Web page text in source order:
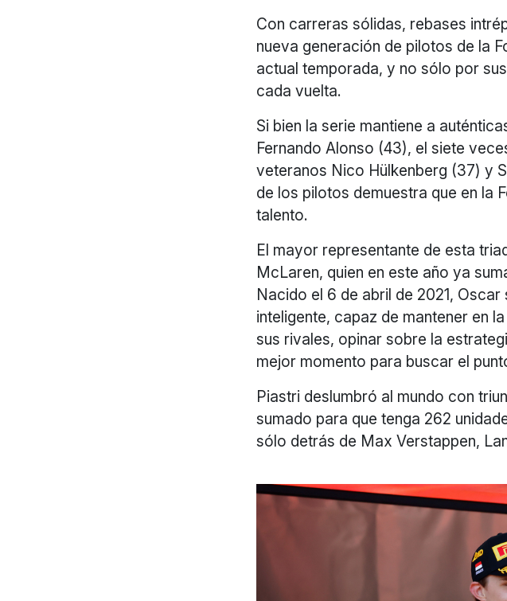
Con carreras sólidas, rebases
nueva generación de pilotos de la
actual temporada, y no sólo por
cada vuelta.
Si bien la serie mantiene a
Fernando Alonso (43), el siete
veteranos Nico Hülkenberg (37) y
de los pilotos demuestra que en la
talento.
El mayor representante de esta
McLaren, quien en este año ya
Nacido el 6 de abril de 2021,
inteligente, capaz de mantener en
sus rivales, opinar sobre la
mejor momento para buscar el
Piastri deslumbró al mundo con
sumado para que tenga 262
sólo detrás de Max Verstappen,